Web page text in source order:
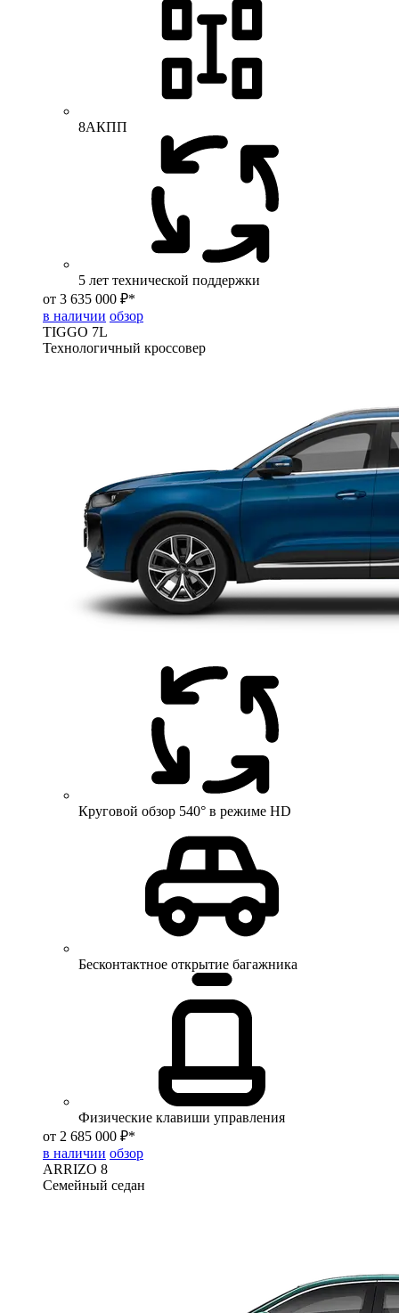
8АКПП
5 лет технической поддержки
от 3 635 000 ₽*
в наличии обзор
TIGGO 7L
Технологичный кроссовер
Круговой обзор 540° в режиме HD
Бесконтактное открытие багажника
Физические клавиши управления
от 2 685 000 ₽*
в наличии обзор
ARRIZO 8
Семейный седан